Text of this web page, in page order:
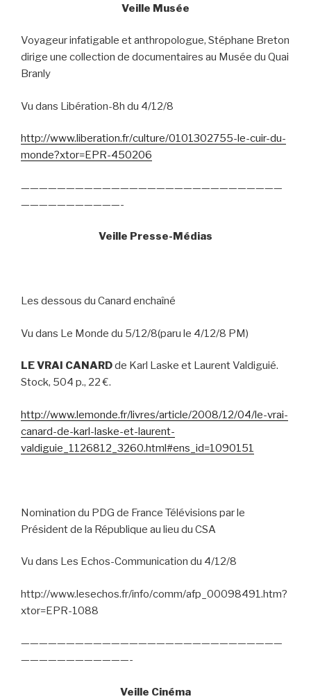
Veille Musée
Voyageur infatigable et anthropologue, Stéphane Breton
dirige une collection de documentaires au Musée du Quai
Branly
Vu dans Libération-8h du 4/12/8
http://www.liberation.fr/culture/0101302755-le-cuir-du-
monde?xtor=EPR-450206
—————————————————————————————
———————————-
Veille Presse-Médias
Les dessous du Canard enchaîné
Vu dans Le Monde du 5/12/8(paru le 4/12/8 PM)
LE VRAI CANARDde Karl Laske et Laurent Valdiguié.
Stock, 504 p., 22 €.
http://www.lemonde.fr/livres/article/2008/12/04/le-vrai-
canard-de-karl-laske-et-laurent-
valdiguie_1126812_3260.html#ens_id=1090151
Nomination du PDG de France Télévisions par le
Président de la République au lieu du CSA
Vu dans Les Echos-Communication du 4/12/8
http://www.lesechos.fr/info/comm/afp_00098491.htm?
xtor=EPR-1088
—————————————————————————————
————————————-
Veille Cinéma